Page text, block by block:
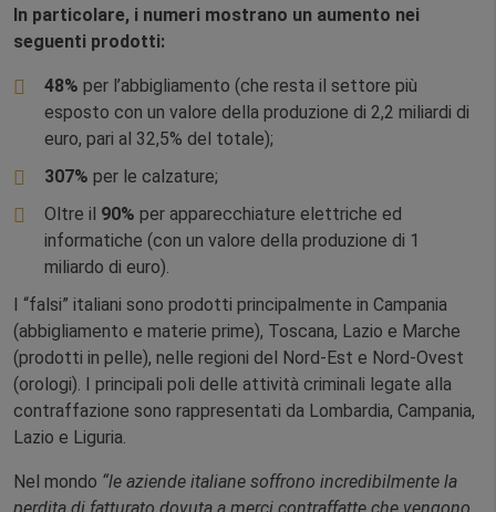
In particolare, i numeri mostrano un aumento nei
seguenti prodotti:
48% per l’abbigliamento (che resta il settore più
esposto con un valore della produzione di 2,2 miliardi di
euro, pari al 32,5% del totale);
307% per le calzature;
Oltre il 90% per apparecchiature elettriche ed
informatiche (con un valore della produzione di 1
miliardo di euro).
I “falsi” italiani sono prodotti principalmente in Campania
(abbigliamento e materie prime), Toscana, Lazio e Marche
(prodotti in pelle), nelle regioni del Nord-Est e Nord-Ovest
(orologi). I principali poli delle attività criminali legate alla
contraffazione sono rappresentati da Lombardia, Campania,
Lazio e Liguria.
Nel mondo “le aziende italiane soffrono incredibilmente la